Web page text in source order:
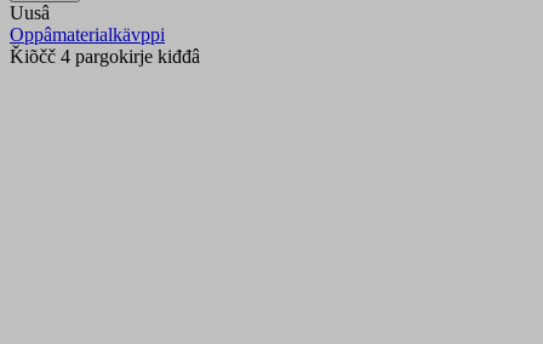
Uusâ
Oppâmaterialkävppi
Ǩiõčč 4 pargokirje kiđđâ